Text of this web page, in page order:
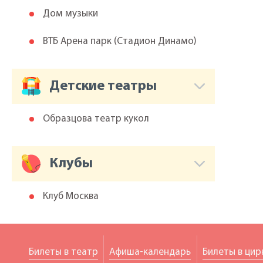
Дом музыки
ВТБ Арена парк (Cтадион Динамо)
Детские театры
Образцова театр кукол
Клубы
Клуб Москва
Билеты в театр Афиша-календарь Билеты в